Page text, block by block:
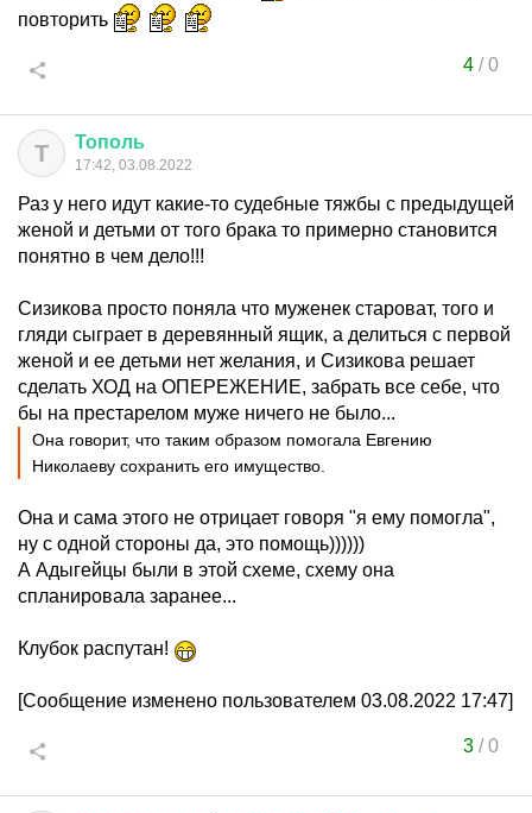
повторить
4/0
Т Тополь
17:42, 03.08.2022
Раз у него идут какие-то судебные тяжбы с предыдущей
женой и детьми от того брака то примерно становится
понятно в чем дело!!!
Сизикова просто поняла что муженек староват, того и
гляди сыграет в деревянный ящик, а делиться с первой
женой и ее детьми нет желания, и Сизикова решает
сделать ХОД на ОПЕРЕЖЕНИЕ, забрать все себе, что
бы на престарелом муже ничего не было...
Она говорит, что таким образом помогала Евгению
Николаеву сохранить его имущество.
Она и сама этого не отрицает говоря "я ему помогла",
ну с одной стороны да, это помощь))))))
А Адыгейцы были в этой схеме, схему она
спланировала заранее...
Клубок распутан!
[Сообщение изменено пользователем 03.08.2022 17:47]
3/0